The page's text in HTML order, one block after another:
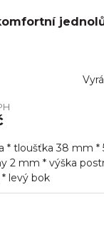
* tloušťka 38 mm *
2 mm * výška
levý bok